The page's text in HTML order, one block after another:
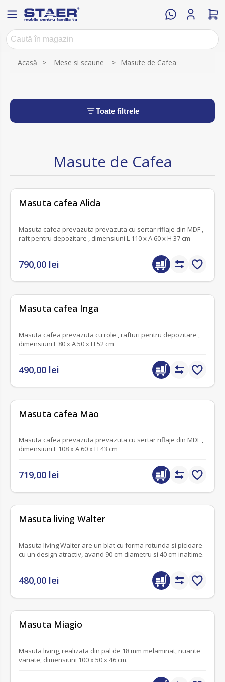
Acasă > Mese si scaune > Masute de Cafea
Toate filtrele
Masute de Cafea
Masuta cafea Alida
Masuta cafea prevazuta prevazuta cu sertar riflaje din MDF ,
raft pentru depozitare , dimensiuni L 110 x A 60 x H 37 cm
790,00 lei
Masuta cafea Inga
Masuta cafea prevazuta cu role , rafturi pentru depozitare ,
dimensiuni L 80 x A 50 x H 52 cm
490,00 lei
Masuta cafea Mao
Masuta cafea prevazuta prevazuta cu sertar riflaje din MDF ,
dimensiuni L 108 x A 60 x H 43 cm
719,00 lei
Masuta living Walter
Masuta living Walter are un blat cu forma rotunda si picioare
cu un design atractiv, avand 90 cm diametru si 40 cm inaltime.
480,00 lei
Masuta Miagio
Masuta living, realizata din pal de 18 mm melaminat, nuante
variate, dimensiuni 100 x 50 x 46 cm.